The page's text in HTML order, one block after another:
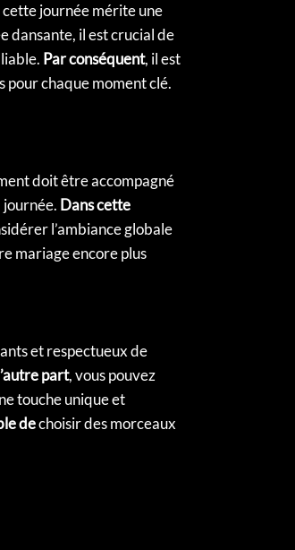
journée mérite une
dansante, il est crucial de
Par conséquent, il est
chaque moment clé.
doit être accompagné
Dans cette
l’ambiance globale
mariage encore plus
et respectueux de
part, vous pouvez
touche unique et
dechoisir des morceaux